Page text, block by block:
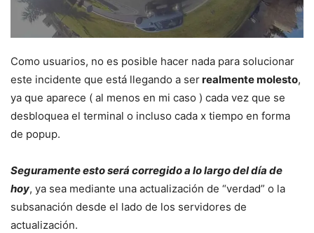
Como usuarios, no es posible hacer nada para solucionar
este incidente que está llegando a serrealmente molesto,
ya que aparece ( al menos en mi caso ) cada vez que se
desbloquea el terminal o incluso cada x tiempo en forma
de popup.
Seguramente esto será corregido a lo largo del día de
hoy, ya sea mediante una actualización de “verdad” o la
subsanación desde el lado de los servidores de
actualización.